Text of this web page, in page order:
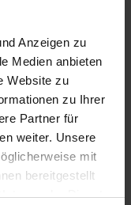
Anzeigen zu
Medien anbieten
Website zu
zu Ihrer
Partner für
weiter. Unsere
mit
bereitgestellt
der Dienste
sind rundum
Haben und werden
Grüße